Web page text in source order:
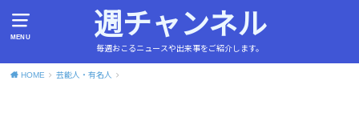
MENU 週チャンネル
毎週おこるニュースや出来事をご紹介します。
HOME 芸能人・有名人